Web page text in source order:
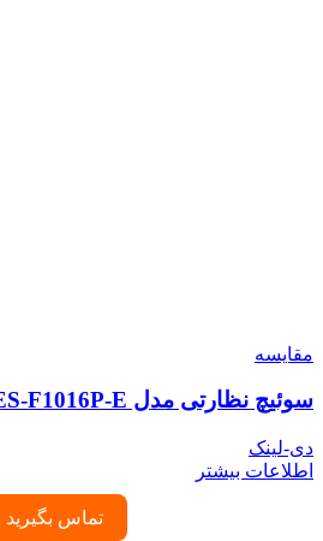
مقایسه
سوئیچ نظارتی مدل DES-F1016P-E دی لینک
دی-لینک
اطلاعات بیشتر
تماس بگیرید